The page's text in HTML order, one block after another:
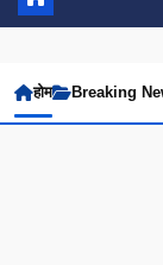
होम Breaking